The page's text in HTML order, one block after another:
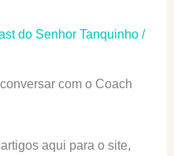
do Senhor Tanquinho/
com o Coach
aqui para o site,